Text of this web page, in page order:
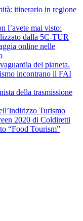
itinerario in regione
l’avete mai visto:
dalla 5C-TUR
online nelle
del pianeta.
incontrano il FAI
della trasmissione
Turismo
2020 di Coldiretti
“Food Tourism”